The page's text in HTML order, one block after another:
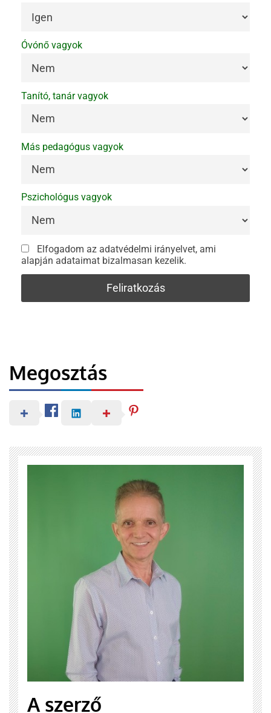
Óvónő vagyok
Tanító, tanár vagyok
Más pedagógus vagyok
Pszichológus vagyok
Elfogadom az adatvédelmi irányelvet, ami
alapján adataimat bizalmasan kezelik.
Megosztás
A szerző